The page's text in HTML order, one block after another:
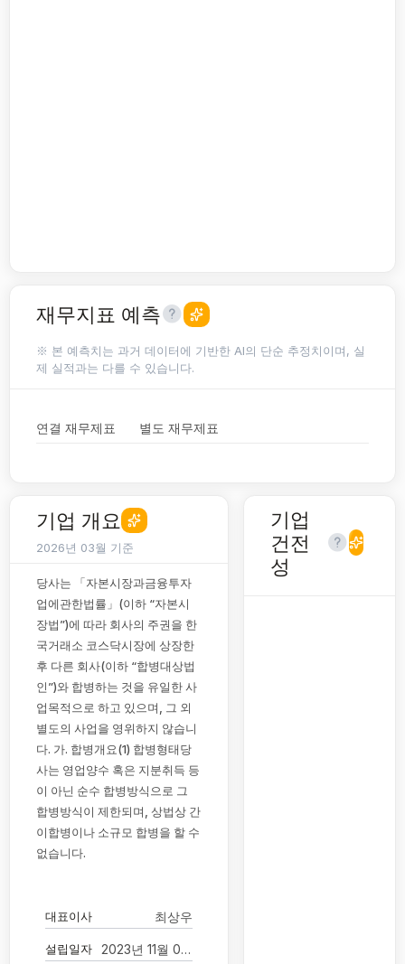
재무지표 예측
※ 본 예측치는 과거 데이터에 기반한 AI의 단순 추정치이며, 실
제 실적과는 다를 수 있습니다.
연결 재무제표 별도 재무제표
기업 개요
2026년 03월 기준
당사는 「자본시장과금융투자
업에관한법률」(이하 “자본시
장법”)에 따라 회사의 주권을 한
국거래소 코스닥시장에 상장한
후 다른 회사(이하 “합병대상법
인”)와 합병하는 것을 유일한 사
업목적으로 하고 있으며, 그 외
별도의 사업을 영위하지 않습니
다. 가. 합병개요(1) 합병형태당
사는 영업양수 혹은 지분취득 등
이 아닌 순수 합병방식으로 그
합병방식이 제한되며, 상법상 간
이합병이나 소규모 합병을 할 수
없습니다.
대표이사 최상우
설립일자 2023년 11월 02일
기업
건전
성